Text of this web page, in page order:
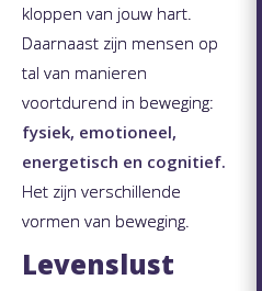
kloppen van jouw hart.
Daarnaast zijn mensen op
tal van manieren
voortdurend in beweging:
fysiek, emotioneel,
energetisch en cognitief.
Het zijn verschillende
vormen van beweging.
Levenslust